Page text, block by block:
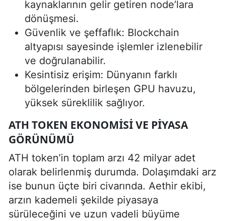
kaynaklarının gelir getiren node’lara
dönüşmesi.
Güvenlik ve şeffaflık: Blockchain
altyapısı sayesinde işlemler izlenebilir
ve doğrulanabilir.
Kesintisiz erişim: Dünyanın farklı
bölgelerinden birleşen GPU havuzu,
yüksek süreklilik sağlıyor.
ATH TOKEN EKONOMISI VE PIYASA
GÖRÜNÜMÜ
ATH token’in toplam arzı 42 milyar adet
olarak belirlenmiş durumda. Dolaşımdaki arz
ise bunun üçte biri civarında. Aethir ekibi,
arzın kademeli şekilde piyasaya
sürüleceğini ve uzun vadeli büyüme